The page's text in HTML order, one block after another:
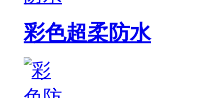
彩色超柔防水